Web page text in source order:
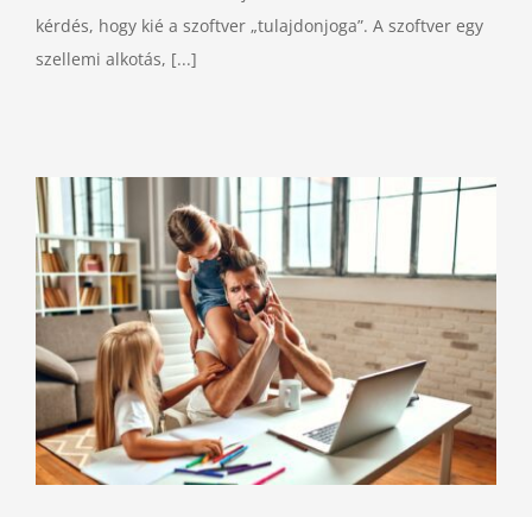
kérdés, hogy kié a szoftver „tulajdonjoga”. A szoftver egy
szellemi alkotás, [...]